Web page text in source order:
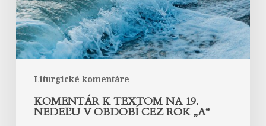
Liturgické komentáre
období
cez
rok
„A“
KOMENTÁR K TEXTOM NA 19.
NEDEĽU V OBDOBÍ CEZ ROK „A“